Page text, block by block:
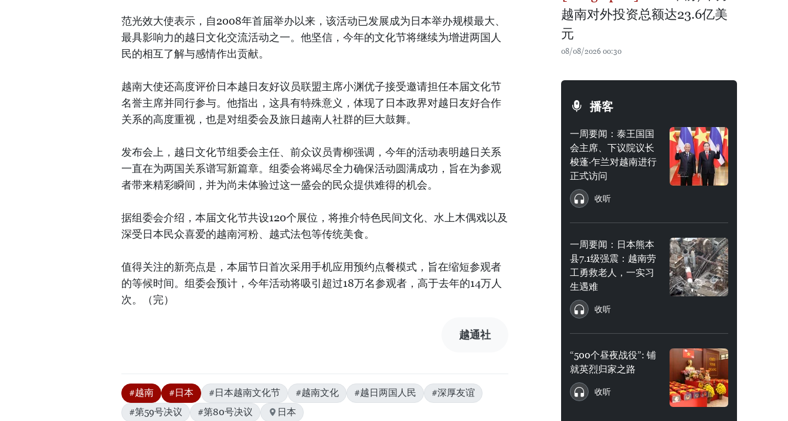
范光效大使表示，自2008年首届举办以来，该活动已发展成为日本举办规模最大、
最具影响力的越日文化交流活动之一。他坚信，今年的文化节将继续为增进两国人
民的相互了解与感情作出贡献。
越南大使还高度评价日本越日友好议员联盟主席小渊优子接受邀请担任本届文化节
名誉主席并同行参与。他指出，这具有特殊意义，体现了日本政界对越日友好合作
关系的高度重视，也是对组委会及旅日越南人社群的巨大鼓舞。
发布会上，越日文化节组委会主任、前众议员青柳强调，今年的活动表明越日关系
一直在为两国关系谱写新篇章。组委会将竭尽全力确保活动圆满成功，旨在为参观
者带来精彩瞬间，并为尚未体验过这一盛会的民众提供难得的机会。
据组委会介绍，本届文化节共设120个展位，将推介特色民间文化、水上木偶戏以及
深受日本民众喜爱的越南河粉、越式法包等传统美食。
值得关注的新亮点是，本届节日首次采用手机应用预约点餐模式，旨在缩短参观者
的等候时间。组委会预计，今年活动将吸引超过18万名参观者，高于去年的14万人
次。（完）
越通社
#越南 #日本 #日本越南文化节 #越南文化 #越日两国人民
#深厚友谊
#第59号决议
#第80号决议 日本
越南对外投资总额达23.6亿美
元
08/08/2026 00:30
播客
一周要闻：泰王国国
会主席、下议院议长
梭蓬·乍兰对越南进行
正式访问
收听
一周要闻：日本熊本
县7.1级强震：越南劳
工勇救老人，一实习
生遇难
收听
“500个昼夜战役”: 铺
就英烈归家之路
收听